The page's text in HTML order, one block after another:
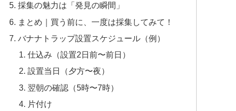
採集の魅力は「発見の瞬間」
まとめ｜買う前に、一度は採集してみて！
バナナトラップ設置スケジュール（例）
仕込み（設置2日前〜前日）
設置当日（夕方〜夜）
翌朝の確認（5時〜7時）
片付け